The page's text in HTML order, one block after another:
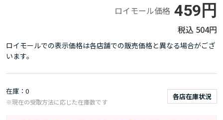
ロイモール価格 459円
504円
ロイモールでの表示価格は各店舗での販売価格と異なる場合がござ
います。
在庫 0
各店在庫状況
※現在の受取方法に応じた在庫数です